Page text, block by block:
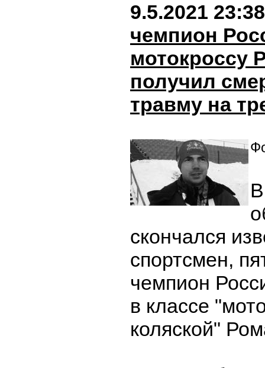
9.5.2021 23:38
чемпион
мотокроссу
получил
травму на
скончался
спортсмен,
чемпион
в классе
коляской"